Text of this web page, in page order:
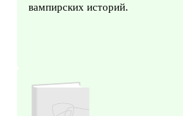
вампирских историй.